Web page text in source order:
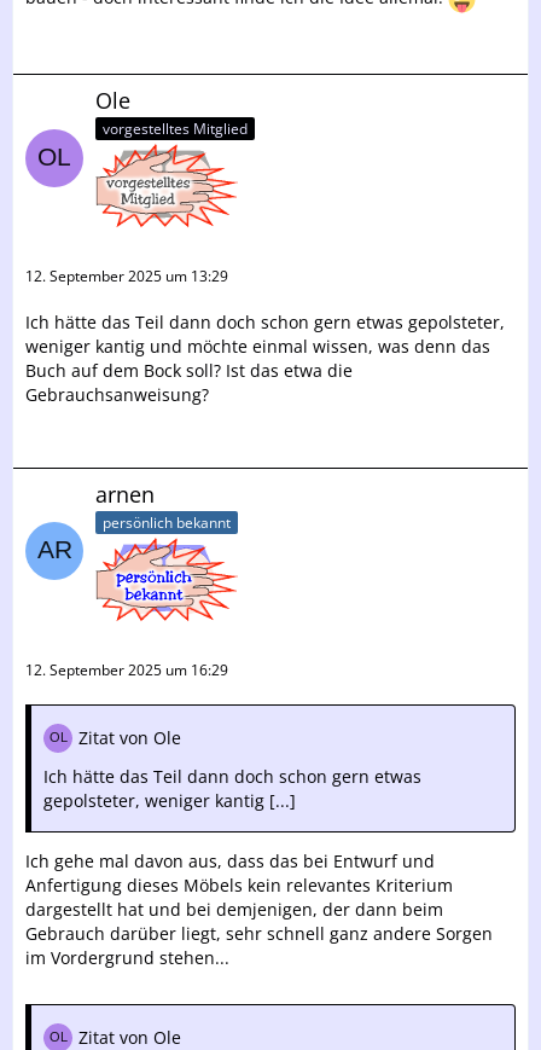
Ole
vorgestelltes Mitglied
12. September 2025 um 13:29
Ich hätte das Teil dann doch schon gern etwas gepolsteter,
weniger kantig und möchte einmal wissen, was denn das
Buch auf dem Bock soll? Ist das etwa die
Gebrauchsanweisung?
arnen
persönlich bekannt
12. September 2025 um 16:29
Zitat von Ole
Ich hätte das Teil dann doch schon gern etwas
gepolsteter, weniger kantig [...]
Ich gehe mal davon aus, dass das bei Entwurf und
Anfertigung dieses Möbels kein relevantes Kriterium
dargestellt hat und bei demjenigen, der dann beim
Gebrauch darüber liegt, sehr schnell ganz andere Sorgen
im Vordergrund stehen...
Zitat von Ole